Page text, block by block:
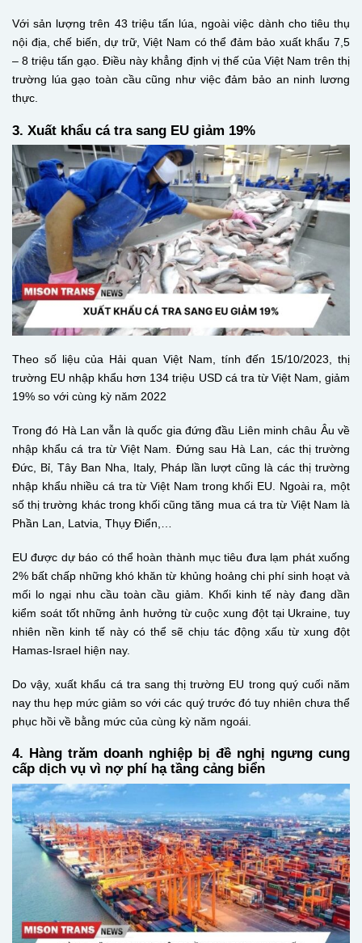
Với sản lượng trên 43 triệu tấn lúa, ngoài việc dành cho tiêu thụ
nội địa, chế biến, dự trữ, Việt Nam có thể đảm bảo xuất khẩu 7,5
– 8 triệu tấn gạo. Điều này khẳng định vị thế của Việt Nam trên thị
trường lúa gạo toàn cầu cũng như việc đảm bảo an ninh lương
thực.
3. Xuất khẩu cá tra sang EU giảm 19%
Theo số liệu của Hải quan Việt Nam, tính đến 15/10/2023, thị
trường EU nhập khẩu hơn 134 triệu USD cá tra từ Việt Nam, giảm
19% so với cùng kỳ năm 2022
Trong đó Hà Lan vẫn là quốc gia đứng đầu Liên minh châu Âu về
nhập khẩu cá tra từ Việt Nam. Đứng sau Hà Lan, các thị trường
Đức, Bỉ, Tây Ban Nha, Italy, Pháp lần lượt cũng là các thị trường
nhập khẩu nhiều cá tra từ Việt Nam trong khối EU. Ngoài ra, một
số thị trường khác trong khối cũng tăng mua cá tra từ Việt Nam là
Phần Lan, Latvia, Thụy Điển,…
EU được dự báo có thể hoàn thành mục tiêu đưa lạm phát xuống
2% bất chấp những khó khăn từ khủng hoảng chi phí sinh hoạt và
mối lo ngại nhu cầu toàn cầu giảm. Khối kinh tế này đang dần
kiểm soát tốt những ảnh hưởng từ cuộc xung đột tại Ukraine, tuy
nhiên nền kinh tế này có thể sẽ chịu tác động xấu từ xung đột
Hamas-Israel hiện nay.
Do vậy, xuất khẩu cá tra sang thị trường EU trong quý cuối năm
nay thu hẹp mức giảm so với các quý trước đó tuy nhiên chưa thể
phục hồi về bằng mức của cùng kỳ năm ngoái.
4. Hàng trăm doanh nghiệp bị đề nghị ngưng cung
cấp dịch vụ vì nợ phí hạ tầng cảng biển